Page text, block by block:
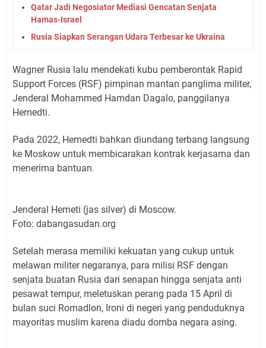
Qatar Jadi Negosiator Mediasi Gencatan Senjata
Hamas-Israel
Rusia Siapkan Serangan Udara Terbesar ke Ukraina
Wagner Rusia lalu mendekati kubu pemberontak Rapid
Support Forces (RSF) pimpinan mantan panglima militer,
Jenderal Mohammed Hamdan Dagalo, panggilanya
Hemedti.
Pada 2022, Hemedti bahkan diundang terbang langsung
ke Moskow untuk membicarakan kontrak kerjasama dan
menerima bantuan.
Jenderal Hemeti (jas silver) di Moscow.
Foto: dabangasudan.org
Setelah merasa memiliki kekuatan yang cukup untuk
melawan militer negaranya, para milisi RSF dengan
senjata buatan Rusia dari senapan hingga senjata anti
pesawat tempur, meletuskan perang pada 15 April di
bulan suci Romadlon, Ironi di negeri yang penduduknya
mayoritas muslim karena diadu domba negara asing.